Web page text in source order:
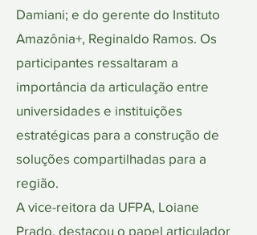
Damiani; e do gerente do Instituto
Amazônia+, Reginaldo Ramos. Os
participantes ressaltaram a
importância da articulação entre
universidades e instituições
estratégicas para a construção de
soluções compartilhadas para a
região.
A vice-reitora da UFPA, Loiane
Prado, destacou o papel articulador